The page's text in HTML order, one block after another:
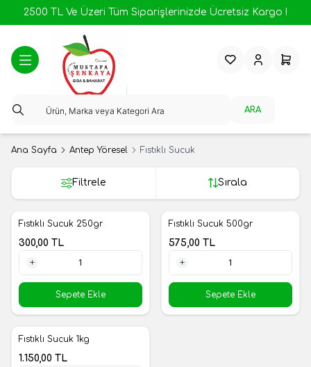
2500 TL Ve Üzeri Tüm Siparişlerinizde Ücretsiz Kargo !
ARA
FavorilerimHesabım
Ana Sayfa Antep Yöresel Fıstıklı Sucuk
Filtrele Sırala
Fıstıklı Sucuk 250gr
300,00 TL
Sepete Ekle
Fıstıklı Sucuk 500gr
575,00 TL
Sepete Ekle
Fıstıklı Sucuk 1kg
1.150,00 TL